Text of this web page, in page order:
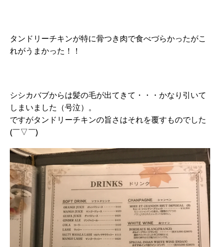
タンドリーチキンが特に骨つき肉で食べづらかったがこ
れがうまかった！！
シシカバブからは髪の毛が出てきて・・・かなり引いて
しまいました（号泣）。
ですがタンドリーチキンの旨さはそれを覆すものでした
(￣▽￣)